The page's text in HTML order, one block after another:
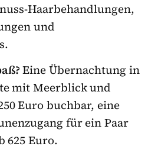
Haarbehandlungen,
und
Eine Übernachtung in
mit Meerblick und
Euro buchbar, eine
für ein Paar
625 Euro.